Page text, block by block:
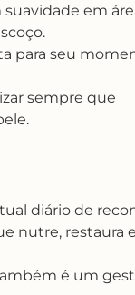
suavidade em
para seu
sempre que
diário de
nutre, restaura
é um